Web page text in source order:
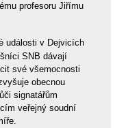
profesoru Jiřímu
události v Dejvicích
SNB dávají
své všemocnosti
obecnou
signatářům
veřejný soudní